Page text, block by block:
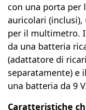
con una porta per
auricolari (inclusi),
per il multimetro.
da una batteria
(adattatore di
separatamente) e
una batteria da 9
Caratteristiche